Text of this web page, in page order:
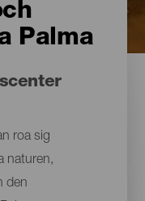
Palma
roa sig
naturen,
den